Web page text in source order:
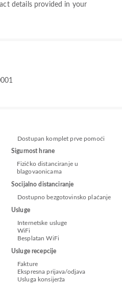
details provided in your
Dostupan komplet prve pomoći
Sigurnost hrane
Fizičko distanciranje u
blagovaonicama
Socijalno distanciranje
Dostupno bezgotovinsko plaćanje
Usluge
Internetske usluge
WiFi
Besplatan WiFi
Usluge recepcije
Fakture
Ekspresna prijava/odjava
Usluga konsijerža